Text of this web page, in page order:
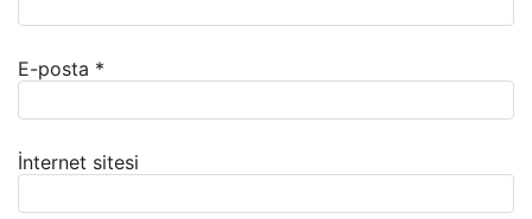
E-posta *
İnternet sitesi